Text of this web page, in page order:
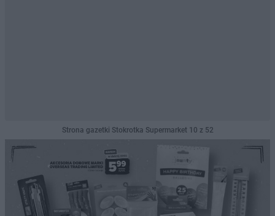
Strona gazetki Stokrotka Supermarket 10 z 52